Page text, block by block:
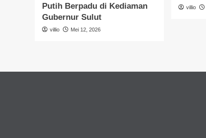
Putih Berpadu di Kediaman
Gubernur Sulut
villio Mei 12, 2026
villio